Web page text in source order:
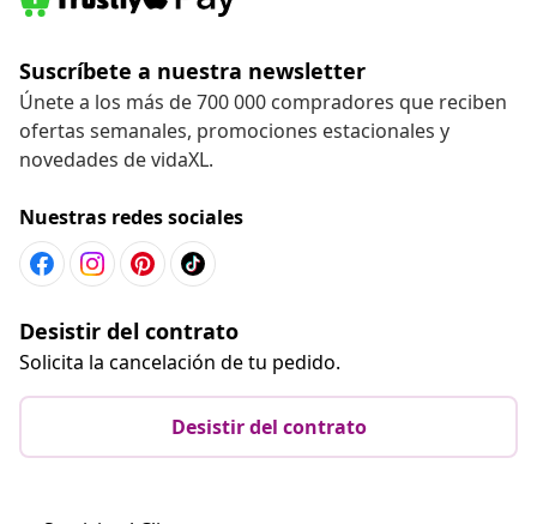
Suscríbete a nuestra newsletter
Únete a los más de 700 000 compradores que reciben
ofertas semanales, promociones estacionales y
novedades de vidaXL.
Nuestras redes sociales
Desistir del contrato
Solicita la cancelación de tu pedido.
Desistir del contrato